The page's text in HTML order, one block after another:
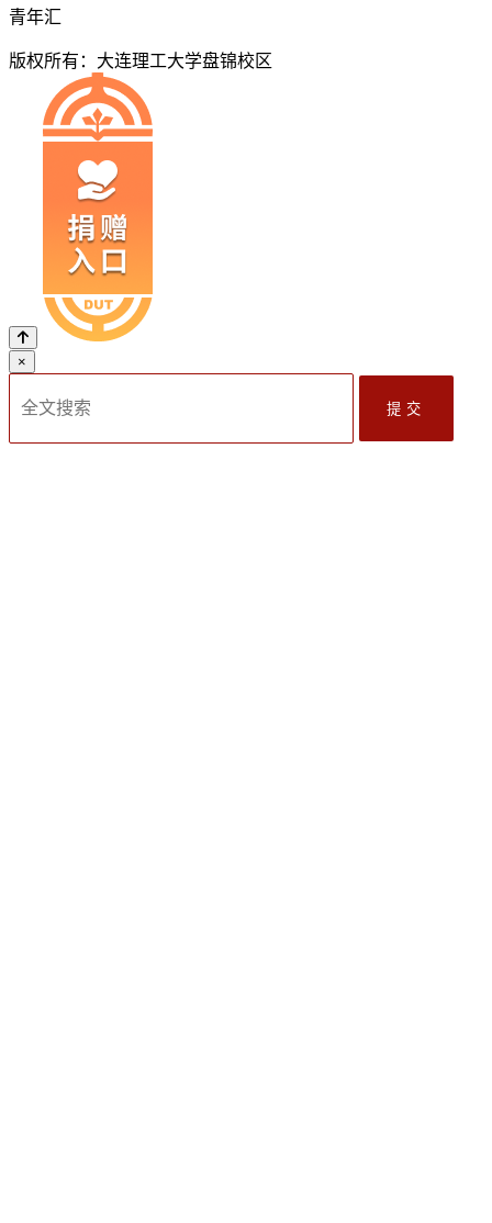
青年汇
版权所有：大连理工大学盘锦校区
×